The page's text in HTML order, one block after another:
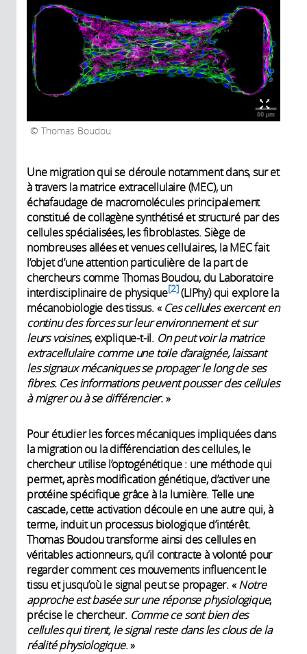
Thomas Boudou
Une migration qui se déroule notamment dans, sur et
à travers la matrice extracellulaire (MEC), un
échafaudage de macromolécules principalement
constitué de collagène synthétisé et structuré par des
cellules spécialisées, les fibroblastes. Siège de
nombreuses allées et venues cellulaires, la MEC fait
l’objet d’une attention particulière de la part de
chercheurs comme Thomas Boudou, du Laboratoire
interdisciplinaire de physique 2 (LIPhy) qui explore la
mécanobiologie des tissus. « Ces cellules exercent en
continu des forces sur leur environnement et sur
leurs voisines, explique-t-il. On peut voir la matrice
extracellulaire comme une toile d’araignée, laissant
les signaux mécaniques se propager le long de ses
fibres. Ces informations peuvent pousser des cellules
à migrer ou à se différencier.»
Pour étudier les forces mécaniques impliquées dans
la migration ou la différenciation des cellules, le
chercheur utilise l’optogénétique : une méthode qui
permet, après modification génétique, d’activer une
protéine spécifique grâce à la lumière. Telle une
cascade, cette activation découle en une autre qui, à
terme, induit un processus biologique d’intérêt.
Thomas Boudou transforme ainsi des cellules en
véritables actionneurs, qu’il contracte à volonté pour
regarder comment ces mouvements influencent le
tissu et jusqu’où le signal peut se propager. «Notre
approche est basée sur une réponse physiologique,
précise le chercheur. Comme ce sont bien des
cellules qui tirent, le signal reste dans les clous de la
réalité physiologique. »